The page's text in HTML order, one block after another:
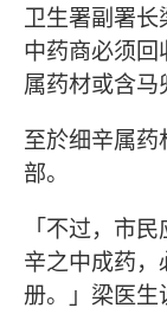
卫生署副署长
中药商必须
属药材或含马
至於细辛属
部。
「不过，市
辛之中成药
册。」梁医生